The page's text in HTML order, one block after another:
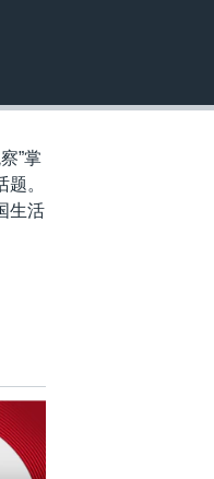
”掌
。
生活